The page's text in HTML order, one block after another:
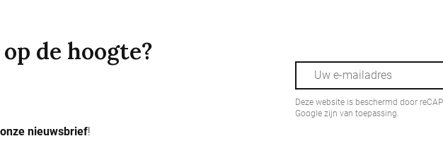
de hoogte?
onze nieuwsbrief!
Deze website is beschermd door
Google zijn van toepassing.